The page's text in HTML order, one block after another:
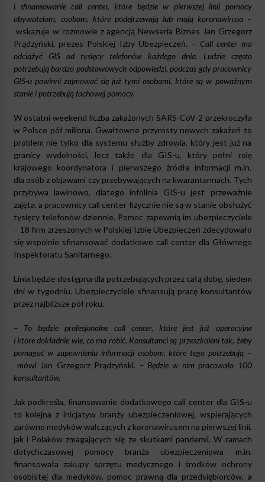
i sfinansowanie call center, które będzie w pierwszej linii pomocy
obywatelom, osobom, które podejrzewają lub mają koronawirusa –
wskazuje w rozmowie z agencją Newseria Biznes Jan Grzegorz
Prądzyński, prezes Polskiej Izby Ubezpieczeń. – Call center ma
odciążyć GIS od tysięcy telefonów każdego dnia. Ludzie często
potrzebują bardzo podstawowych odpowiedzi, podczas gdy pracownicy
GIS-u powinni zajmować się już tymi osobami, które są w poważnym
stanie i potrzebują fachowej pomocy.
W ostatni weekend liczba zakażonych SARS-CoV-2 przekroczyła
w Polsce pół miliona. Gwałtowne przyrosty nowych zakażeń to
problem nie tylko dla systemu służby zdrowia, który jest już na
granicy wydolności, lecz także dla GIS-u, który pełni rolę
krajowego koordynatora i pierwszego źródła informacji m.in.
dla osób z objawami czy przebywających na kwarantannach. Tych
przybywa lawinowo, dlatego infolinia GIS-u jest przeważnie
zajęta, a pracownicy call center fizycznie nie są w stanie obsłużyć
tysięcy telefonów dziennie. Pomoc zapewnią im ubezpieczyciele
– 18 firm zrzeszonych w Polskiej Izbie Ubezpieczeń zdecydowało
się wspólnie sfinansować dodatkowe call center dla Głównego
Inspektoratu Sanitarnego.
Linia będzie dostępna dla potrzebujących przez całą dobę, siedem
dni w tygodniu. Ubezpieczyciele sfinansują pracę konsultantów
przez najbliższe pół roku.
– To będzie profesjonalne call center, które jest już operacyjne
i które dokładnie wie, co ma robić. Konsultanci są przeszkoleni tak, żeby
pomagać w zapewnieniu informacji osobom, które tego potrzebują –
mówi Jan Grzegorz Prądzyński. – Będzie w nim pracowało 100
konsultantów.
Jak podkreśla, finansowanie dodatkowego call center dla GIS-u
to kolejna z inicjatyw branży ubezpieczeniowej, wspierających
zarówno medyków walczących z koronawirusem na pierwszej linii,
jak i Polaków zmagających się ze skutkami pandemii. W ramach
dotychczasowej pomocy branża ubezpieczeniowa m.in.
finansowała zakupy sprzętu medycznego i środków ochrony
osobistej dla medyków, pomoc prawną dla przedsiębiorców, a